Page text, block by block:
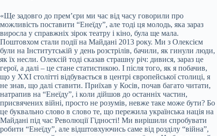
«Ще задовго до прем’єри ми час від часу говорили про
можливість поставити “Енеїду”, але тоді ця молодь, яка зараз
виросла у справжніх зірок театру і кіно, була ще мала.
Поштовхом стали події на Майдані 2013 року. Ми з Олексієм
були на Інститутській у день розстрілів, бачили, як гинули люди,
як їх несли. Олексій тоді сказав страшну річ: дивися, зараз це
герої, а далі – це стане статистикою. І після того, як я побачив,
що у ХХІ столітті відбувається в центрі європейської столиці, я
не знав, що далі ставити. Приїхав у Косів, почав багато читати,
натрапив на “Енеїду”, і коли дійшов до останніх частин,
присвячених війні, просто не розумів, невже таке може бути? Бо
це буквально слово в слово те, що пережила українська нація на
Майдані під час Революції Гідності! Ми вирішили спробувати
робити “Енеїду”, але відштовхуючись саме від розділу “війна”,